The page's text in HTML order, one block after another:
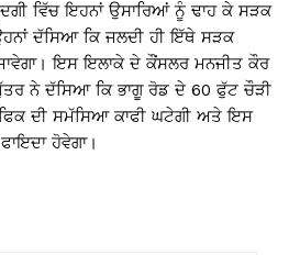
ਵਿੱਚ ਇਹਨਾਂ ਉਸਾਰਿਆਂ ਨੂੰ ਢਾਹ ਕੇ ਸੜਕ
ਦੱਸਿਆ ਕਿ ਜਲਦੀ ਹੀ ਇੱਥੇ ਸੜਕ
ਇਸ ਇਲਾਕੇ ਦੇ ਕੌਂਸਲਰ ਮਨਜੀਤ ਕੌਰ
ਨੇ ਦੱਸਿਆ ਕਿ ਭਾਗੂ ਰੋਡ ਦੇ 60 ਫੁੱਟ ਚੌੜੀ
ਦੀ ਸਮੱਸਿਆ ਕਾਫੀ ਘਟੇਗੀ ਅਤੇ ਇਸ
ਹੋਵੇਗਾ।